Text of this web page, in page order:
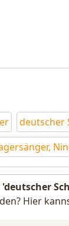
deutscher
Hier